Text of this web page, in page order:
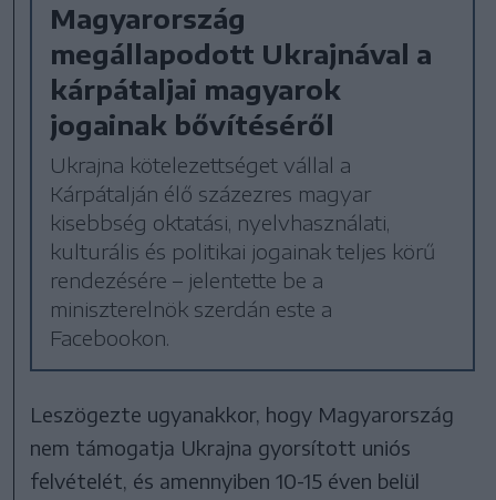
Magyarország
megállapodott Ukrajnával a
kárpátaljai magyarok
jogainak bővítéséről
Ukrajna kötelezettséget vállal a
Kárpátalján élő százezres magyar
kisebbség oktatási, nyelvhasználati,
kulturális és politikai jogainak teljes körű
rendezésére – jelentette be a
miniszterelnök szerdán este a
Facebookon.
Leszögezte ugyanakkor, hogy Magyarország
nem támogatja Ukrajna gyorsított uniós
felvételét, és amennyiben 10-15 éven belül